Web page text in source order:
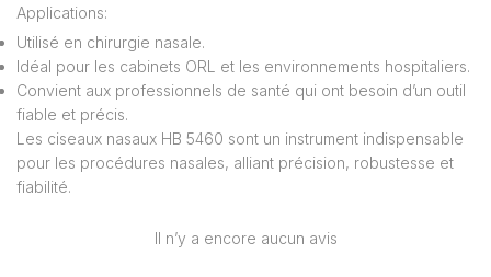
Applications:
Utilisé en chirurgie nasale.
Idéal pour les cabinets ORL et les environnements hospitaliers.
Convient aux professionnels de santé qui ont besoin d’un outil
fiable et précis.
Les ciseaux nasaux HB 5460 sont un instrument indispensable
pour les procédures nasales, alliant précision, robustesse et
fiabilité.
Il n’y a encore aucun avis